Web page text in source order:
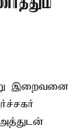
இறைவனை